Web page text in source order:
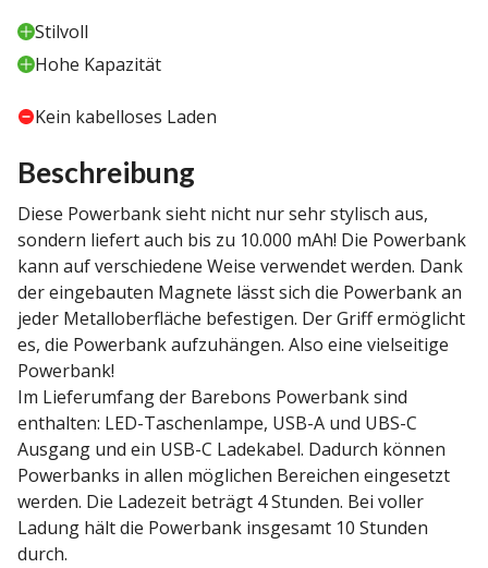
Stilvoll
Hohe Kapazität
Kein kabelloses Laden
Beschreibung
Diese Powerbank sieht nicht nur sehr stylisch aus,
sondern liefert auch bis zu 10.000 mAh! Die Powerbank
kann auf verschiedene Weise verwendet werden. Dank
der eingebauten Magnete lässt sich die Powerbank an
jeder Metalloberfläche befestigen. Der Griff ermöglicht
es, die Powerbank aufzuhängen. Also eine vielseitige
Powerbank!
Im Lieferumfang der Barebons Powerbank sind
enthalten: LED-Taschenlampe, USB-A und UBS-C
Ausgang und ein USB-C Ladekabel. Dadurch können
Powerbanks in allen möglichen Bereichen eingesetzt
werden. Die Ladezeit beträgt 4 Stunden. Bei voller
Ladung hält die Powerbank insgesamt 10 Stunden
durch.